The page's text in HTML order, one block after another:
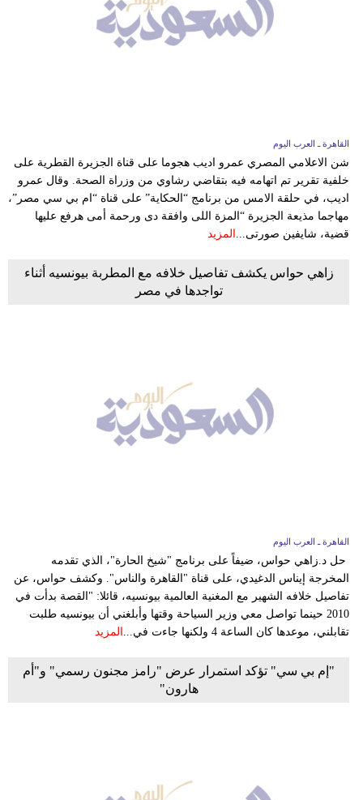
القاهرة ـ العرب اليوم
شن الاعلامي المصري عمرو اديب هجوما على قناة الجزيرة القطرية على
خلفية تقرير تم اتهامه فيه بتقاضي رشاوي من وزراة الصحة. وقال عمرو
اديب، في حلقة الامس من برنامج “الحكاية” على قناة “ام بي سي مصر”،
مهاجما مذيعة الجزيرة “المزة اللى وافقة دى ورحمة أمى هرفع عليها
قضية، شايفين صورتى... المزيد
زاهي حواس يكشف تفاصيل خلافه مع المطربة بيونسيه أثناء
تواجدها في مصر
القاهرة ـ العرب اليوم
حل د.زاهي حواس، ضيفاً على برنامج "شيخ الحارة"، الذي تقدمه
المخرجة إيناس الدغيدي، على قناة "القاهرة والناس". وكشف حواس، عن
تفاصيل خلافه الشهير مع المغنية العالمية بيونسيه، قائلا: "القصة بدأت في
2010 حينما تواصل معي وزير السياحة وقتها وأبلغني أن بيونسيه طلبت
تقابلني، موعدها كان الساعة 4 ولكنها جاءت في...
المزيد
"إم بي سي" تؤكد استمرار عرض "رامز مجنون رسمي" و"أم
هارون"